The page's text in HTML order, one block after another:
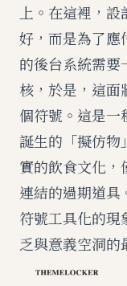
上。在這裡，
好，而是為了應
的後台系統需要
核，於是，這面
個符號。這是一
誕生的「擬仿物
實的飲食文化
連結的過期道
符號工具化的現
乏與意義空洞的